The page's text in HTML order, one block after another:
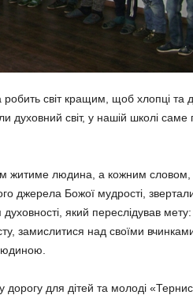
світ кращим, щоб хлопці та
духовний світ, у нашій школі саме
житиме людина, а кожним словом,
джерела Божої мудрості,
духовності, який переслідував
замислитися над своїми
дорогу для дітей та молоді